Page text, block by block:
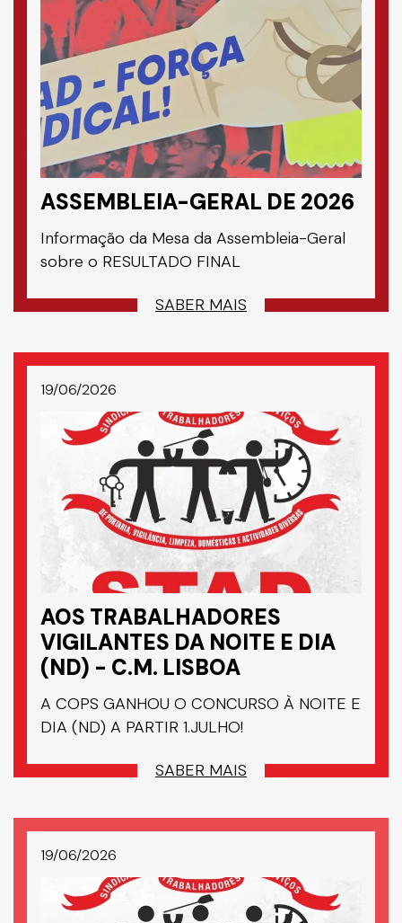
ASSEMBLEIA-GERAL DE 2026
Informação da Mesa da Assembleia-Geral
sobre o RESULTADO FINAL
SABER MAIS
19/06/2026
AOS TRABALHADORES
VIGILANTES DA NOITE E DIA
(ND) - C.M. LISBOA
A COPS GANHOU O CONCURSO À NOITE E
DIA (ND) A PARTIR 1.JULHO!
SABER MAIS
19/06/2026